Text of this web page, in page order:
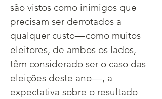
são vistos como inimigos que
precisam ser derrotados a
qualquer custo — como muitos
eleitores, de ambos os lados,
têm considerado ser o caso das
eleições deste ano — , a
expectativa sobre o resultado